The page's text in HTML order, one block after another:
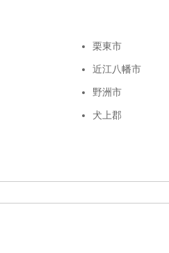
栗東市
近江八幡市
野洲市
犬上郡